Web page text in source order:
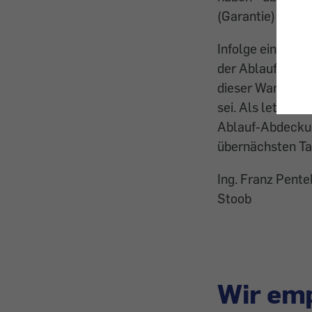
(Garantie)
Infolge einer
der Ablauf-
dieser
sei. Als letzten
Ablauf-
übernächsten
Ing. Franz
Stoob
Wir